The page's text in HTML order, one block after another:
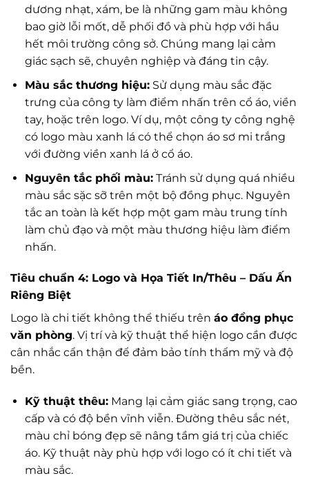
dương nhạt, xám, be là những gam màu không
bao giờ lỗi mốt, dễ phối đồ và phù hợp với hầu
hết môi trường công sở. Chúng mang lại cảm
giác sạch sẽ, chuyên nghiệp và đáng tin cậy.
Màu sắc thương hiệu:Sử dụng màu sắc đặc
trưng của công ty làm điểm nhấn trên cổ áo, viền
tay, hoặc trên logo. Ví dụ, một công ty công nghệ
có logo màu xanh lá có thể chọn áo sơ mi trắng
với đường viền xanh lá ở cổ áo.
Nguyên tắc phối màu:Tránh sử dụng quá nhiều
màu sắc sặc sỡ trên một bộ đồng phục. Nguyên
tắc an toàn là kết hợp một gam màu trung tính
làm chủ đạo và một màu thương hiệu làm điểm
nhấn.
Tiêu chuẩn 4: Logo và Họa Tiết In/Thêu – Dấu Ấn
Riêng Biệt
Logo là chi tiết không thể thiếu trên áo đồng phục
văn phòng. Vị trí và kỹ thuật thể hiện logo cần được
cân nhắc cẩn thận để đảm bảo tính thẩm mỹ và độ
bền.
Kỹ thuật thêu:Mang lại cảm giác sang trọng, cao
cấp và có độ bền vĩnh viễn. Đường thêu sắc nét,
màu chỉ bóng đẹp sẽ nâng tầm giá trị của chiếc
áo. Kỹ thuật này phù hợp với logo có ít chi tiết và
màu sắc.